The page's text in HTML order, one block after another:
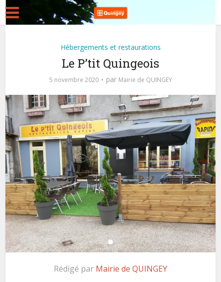
Hébergements et restaurations
Le P’tit Quingeois
5 novembre 2020 par Mairie de QUINGEY
Rédigé par Mairie de QUINGEY